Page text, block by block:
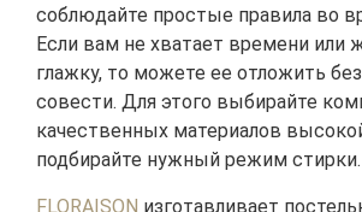
соблюдайте простые правила во
Если вам не хватает времени или
глажку, то можете ее отложить
совести. Для этого выбирайте
качественных материалов
подбирайте нужный режим стирки.
FLORAISON изготавливает